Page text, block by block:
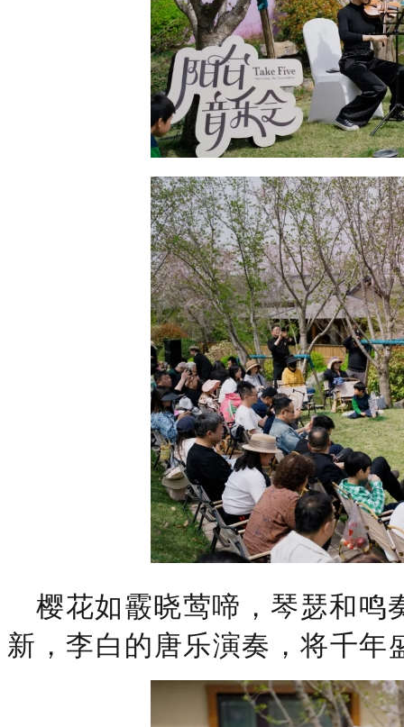
樱花如霰晓莺啼，琴瑟和鸣
新，李白的唐乐演奏，将千年